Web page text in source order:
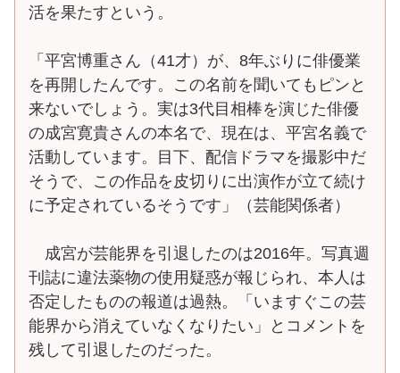
活を果たすという。
「平宮博重さん（41才）が、8年ぶりに俳優業
を再開したんです。この名前を聞いてもピンと
来ないでしょう。実は3代目相棒を演じた俳優
の成宮寛貴さんの本名で、現在は、平宮名義で
活動しています。目下、配信ドラマを撮影中だ
そうで、この作品を皮切りに出演作が立て続け
に予定されているそうです」（芸能関係者）
成宮が芸能界を引退したのは2016年。写真週
刊誌に違法薬物の使用疑惑が報じられ、本人は
否定したものの報道は過熱。「いますぐこの芸
能界から消えていなくなりたい」とコメントを
残して引退したのだった。